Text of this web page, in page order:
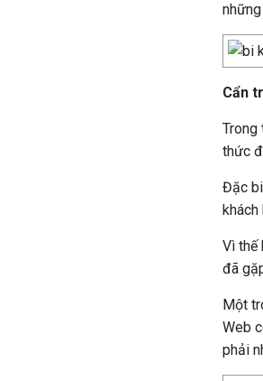
Cẩn
Trong
thức
Đặc
khách
Vì thế
đã
Một
Web
phải